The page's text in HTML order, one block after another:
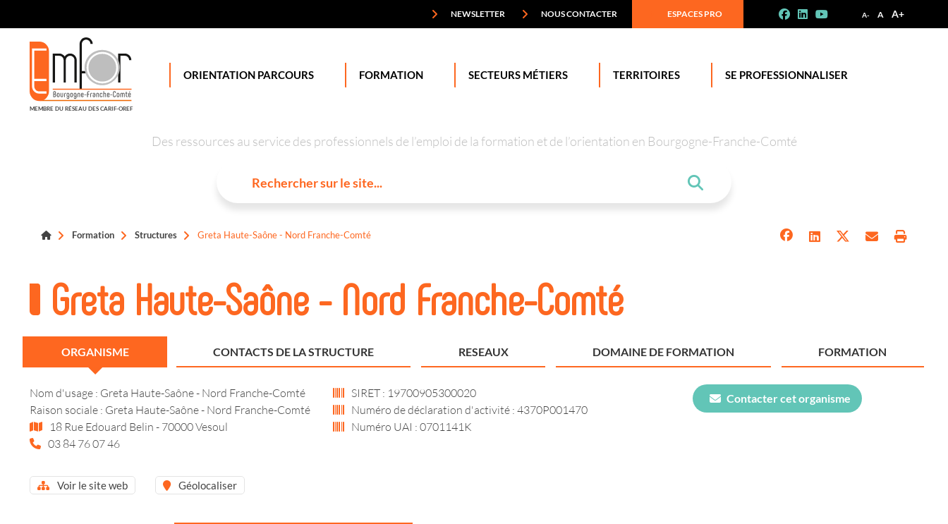
A- A A+
NEWSLETTER NOUS CONTACTER ESPACES PRO
MEMBRE DU RÉSEAU DES CARIF-OREF
ORIENTATION PARCOURS FORMATION SECTEURS MÉTIERS TERRITOIRES SE PROFESSIONNALISER
Des ressources au service des professionnels de l’emploi de la formation et de l’orientation en Bourgogne-Franche-Comté
Formation Structures Greta Haute-Saône - Nord Franche-Comté
Greta Haute-Saône - Nord Franche-Comté
ORGANISME CONTACTS DE LA STRUCTURE RESEAUX DOMAINE DE FORMATION FORMATION
Nom d'usage : Greta Haute-Saône - Nord Franche-Comté
Raison sociale : Greta Haute-Saône - Nord Franche-Comté
18 Rue Edouard Belin - 70000 Vesoul
03 84 76 07 46
SIRET : 19700905300020
Numéro de déclaration d'activité : 4370P001470
Numéro UAI : 0701141K
Voir le site web Géolocaliser
Contacter cet organisme